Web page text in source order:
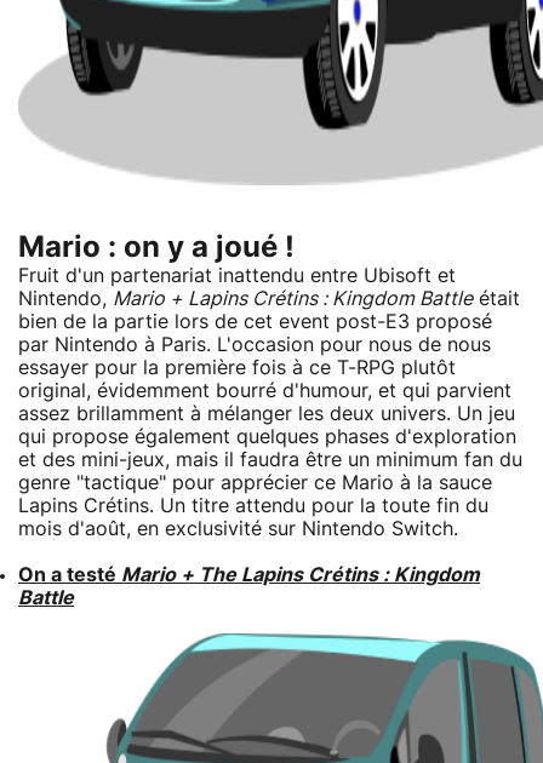
Mario : on y a joué !
Fruit d'un partenariat inattendu entre Ubisoft et
Nintendo, Mario + Lapins Crétins : Kingdom Battleétait
bien de la partie lors de cet event post-E3 proposé
par Nintendo à Paris. L'occasion pour nous de nous
essayer pour la première fois à ce T-RPG plutôt
original, évidemment bourré d'humour, et qui parvient
assez brillamment à mélanger les deux univers. Un jeu
qui propose également quelques phases d'exploration
et des mini-jeux, mais il faudra être un minimum fan du
genre "tactique" pour apprécier ce Mario à la sauce
Lapins Crétins. Un titre attendu pour la toute fin du
mois d'août, en exclusivité sur Nintendo Switch.
On a testé Mario + The Lapins Crétins : Kingdom
Battle